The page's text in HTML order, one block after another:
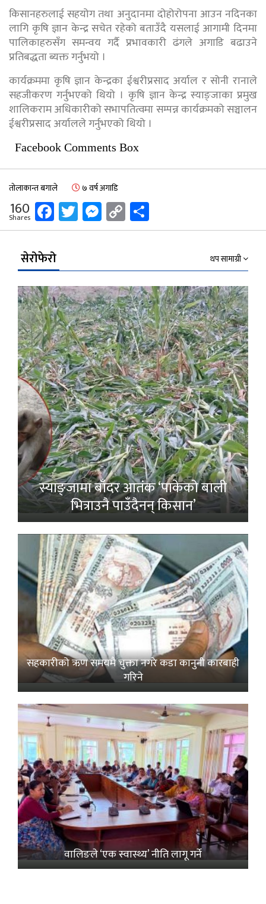
किसानहरुलाई सहयोग तथा अनुदानमा दोहोरोपना आउन नदिनका
लागि कृषि ज्ञान केन्द्र सचेत रहेको बताउँदै यसलाई आगामी दिनमा
पालिकाहरुसँग समन्वय गर्दै प्रभावकारी ढंगले अगाडि बढाउने
प्रतिबद्धता ब्यक्त गर्नुभयो ।
कार्यक्रममा कृषि ज्ञान केन्द्रका ईश्वरीप्रसाद अर्याल र सोनी रानाले
सहजीकरण गर्नुभएको थियो । कृषि ज्ञान केन्द्र स्याङ्जाका प्रमुख
शालिकराम अधिकारीको सभापतित्वमा सम्पन्न कार्यक्रमको सञ्चालन
ईश्वरीप्रसाद अर्यालले गर्नुभएको थियो ।
Facebook Comments Box
तोलाकान्त बगाले ७ वर्ष अगाडि
160
Shares Facebook
Twitter
Messenger
Copy
Link
सेरोफेरो थप सामाग्री
स्याङ्जामा बाँदर आतंक ‘पाकेको बाली
भित्राउनै पाउँदैनन् किसान’
सहकारीको ऋण समयमै चुक्ता नगरे कडा कानुनी कारबाही
गरिने
वालिङले ‘एक स्वास्थ्य’ नीति लागू गर्ने